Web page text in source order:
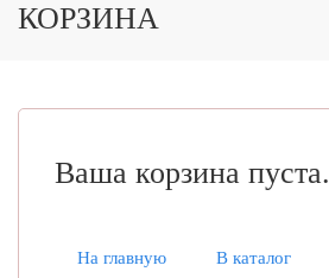
КОРЗИНА
Ваша корзина пуста.
На главную В каталог